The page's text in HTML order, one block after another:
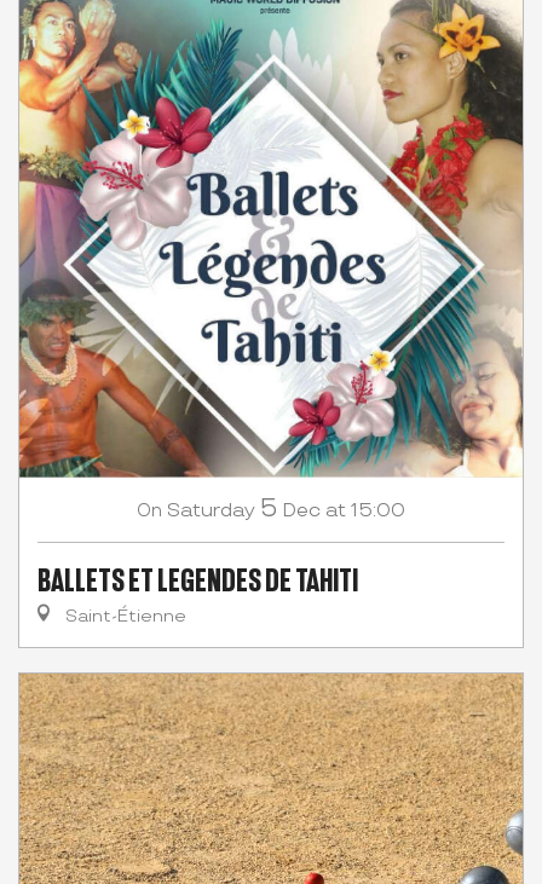
On Saturday 5 Dec at 15:00
BALLETS ET LEGENDES DE TAHITI
Saint-Étienne